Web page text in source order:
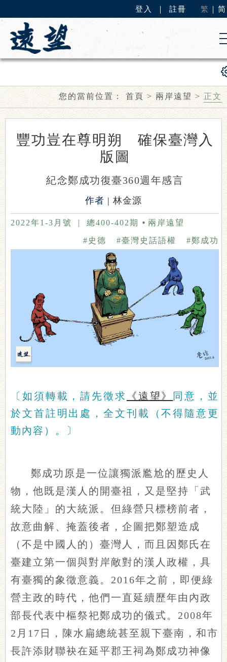
登入 註冊 繁 简
您的當前位置：首頁>兩岸遠望>正文
豐功豈在尊明朔 確保臺灣入
版圖
紀念鄭成功復臺360週年感言
作者 | 林金源
2022年1-3月號 | 總400-402期 兩岸遠望
#鄭成功
#臺灣史話語權
#史德
〔如須轉載，請先徵求 《遠望》
同意，並
於文首註明出處，全文刊載（不得隨意更
動內容）。〕
鄭成功原是一位讓獨派尷尬的歷史人
物，他既是漢人的開臺祖，又是堅持「武
統大陸」的大統派。但綠營只標榜前者，
故意曲解、掩蓋後者，企圖把鄭塑造成
（不是中國人的）臺灣人，而且因鄭氏在
臺建立第一個與對岸敵對的漢人政權，具
有臺獨的象徵意義。2016年之前，即便綠
營主政的時代，他們一直延續歷年由內政
部長代表中樞祭祀鄭成功的儀式。2008年
2月17日，陳水扁總統甚至親下臺南，和市
長許添財聯袂在延平郡王祠為鄭成功神像